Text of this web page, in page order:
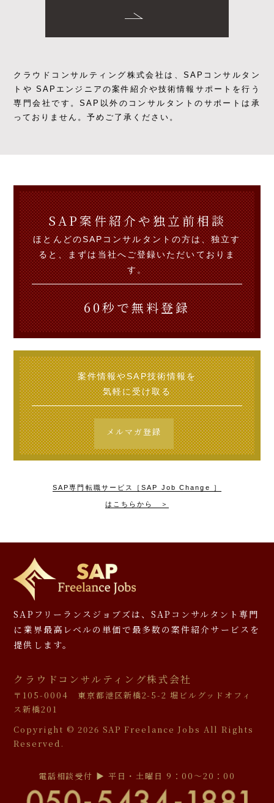
クラウドコンサルティング株式会社は、SAPコンサルタン
トや SAPエンジニアの案件紹介や技術情報サポートを行う
専門会社です。SAP以外のコンサルタントのサポートは承
っておりません。予めご了承ください。
SAP案件紹介や独立前相談
ほとんどのSAPコンサルタントの方は、独立す
ると、まずは当社へご登録いただいておりま
す。
60秒で無料登録
案件情報やSAP技術情報を
気軽に受け取る
メルマガ登録
SAP専門転職サービス［SAP Job Change ］
はこちらから ＞
SAPフリーランスジョブズは、SAPコンサルタント専門
に 業界最高レベルの単価で最多数の案件紹介サービスを
提供します。
クラウドコンサルティング株式会社
〒105-0004 東京都港区新橋2-5-2 堀ビルグッドオフィ
ス新橋201
Copyright © 2026 SAP Freelance Jobs All Rights
Reserved.
電話相談受付 ▶︎ 平日・土曜日 9：00〜20：00